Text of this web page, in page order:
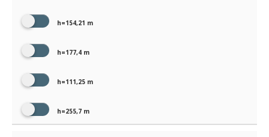
h=154,21 m
h=177,4 m
h=111,25 m
h=255,7 m